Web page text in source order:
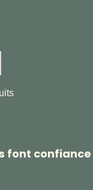
font confiance